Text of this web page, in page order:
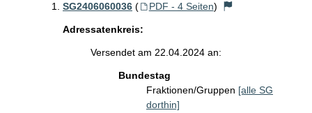
SG2406060036 ( PDF - 4 Seiten)
Adressatenkreis:
Versendet am 22.04.2024 an:
Bundestag
Fraktionen/Gruppen [alle SG
dorthin]